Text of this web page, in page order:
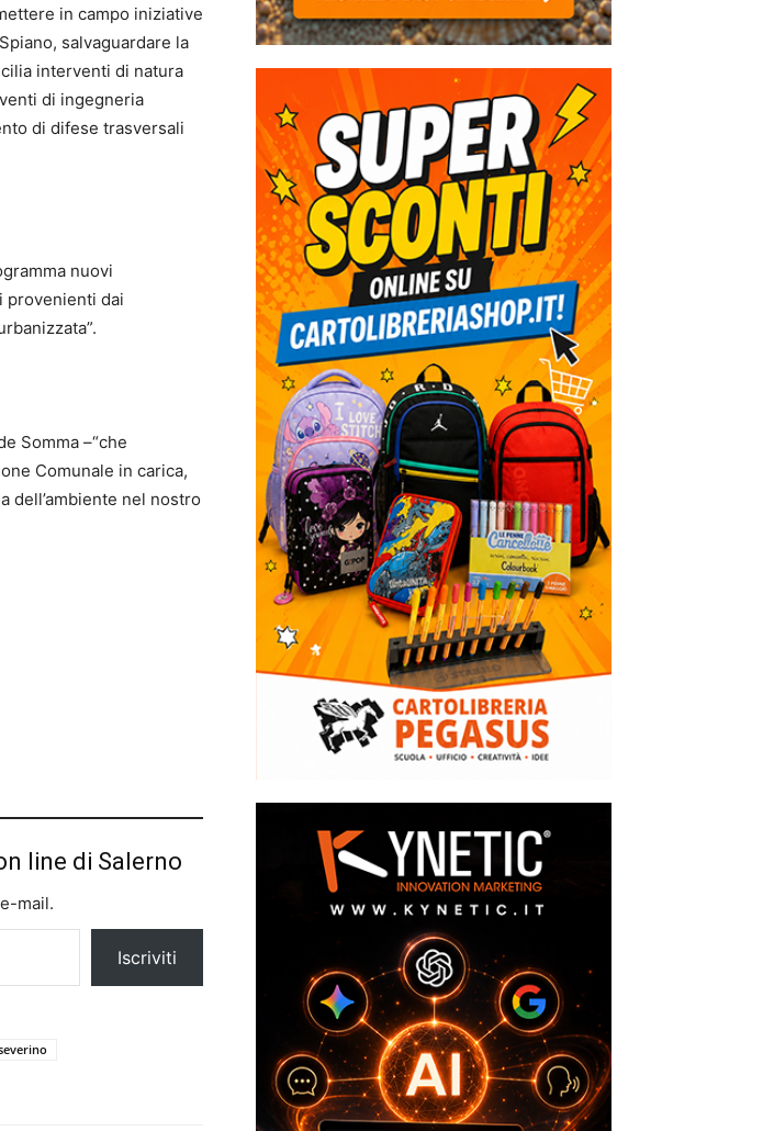
in campo iniziative
salvaguardare la
interventi di natura
di ingegneria
di difese trasversali
nuovi
provenienti dai
Somma –“che
Comunale in carica,
dell’ambiente nel nostro
line di Salerno
mail.
Iscriviti